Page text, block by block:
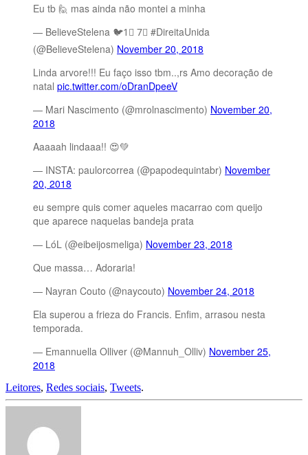
Eu tb 🙋 mas ainda não montei a minha
— BelieveStelena 🐦1⃣ 7⃣ ‏#DireitaUnida
(@BelieveStelena) November 20, 2018
Linda arvore!!! Eu faço isso tbm..,rs Amo decoração de
natal pic.twitter.com/oDranDpeeV
— Mari Nascimento (@mrolnascimento) November 20,
2018
Aaaaah lindaaa!! 😍💚
— INSTA: paulorcorrea (@papodequintabr) November
20, 2018
eu sempre quis comer aqueles macarrao com queijo
que aparece naquelas bandeja prata
— LóL (@eibeijosmeliga) November 23, 2018
Que massa… Adoraria!
— Nayran Couto (@naycouto) November 24, 2018
Ela superou a frieza do Francis. Enfim, arrasou nesta
temporada.
— Emannuella Olliver (@Mannuh_Olliv) November 25,
2018
Leitores, Redes sociais, Tweets.